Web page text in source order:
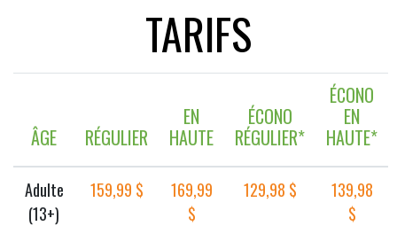
TARIFS
ÂGE RÉGULIER
EN
HAUTE
ÉCONO
RÉGULIER*
ÉCONO
EN
HAUTE*
Adulte
(13+)
159,99 $
169,99
$
129,98 $
139,98
$